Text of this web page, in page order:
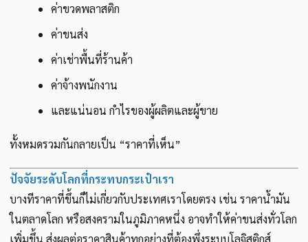
ค่าขวดพลาสติก
ค่าขนส่ง
ค่าเช่าพื้นที่ร้านค้า
ค่าจ้างพนักงาน
และแน่นอน กำไรของผู้ผลิตและผู้ขาย
ทั้งหมดรวมกันกลายเป็น “ราคาที่เห็น”
ปัจจัยระดับโลกที่กระทบกระเป๋าเรา
บางทีราคาที่ขึ้นก็ไม่เกี่ยวกับประเทศเราโดยตรง เช่น ราคาน้ำมัน
ในตลาดโลก หรือสงครามในภูมิภาคหนึ่ง อาจทำให้ค่าขนส่งทั่วโลก
เพิ่มขึ้น ส่งผลต่อราคาสินค้าทุกอย่างที่ต้องพึ่งระบบโลจิสติกส์